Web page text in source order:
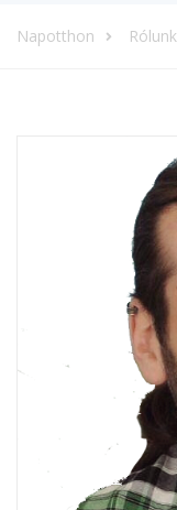
Napotthon Rólunk